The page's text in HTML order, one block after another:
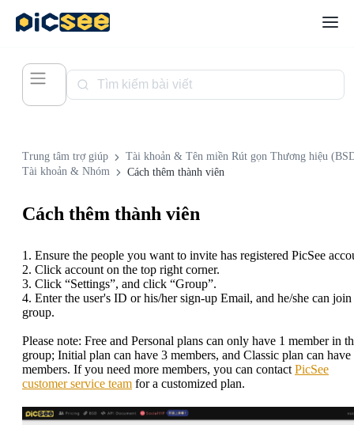
Trung tâm trợ giúp
Tài khoản & Tên miền Rút gọn Thương hiệu
Tài khoản & Nhóm
Cách thêm thành viên
Cách thêm thành viên
1. Ensure the people you want to invite has registered PicSee
2. Click account on the top right corner.
3. Click “Settings”, and click “Group”.
4. Enter the user's ID or his/her sign-up Email, and he/she can join
group.
Please note: Free and Personal plans can only have 1 member in
group; Initial plan can have 3 members, and Classic plan can have
members. If you need more members, you can contact PicSee
customer service team for a customized plan.